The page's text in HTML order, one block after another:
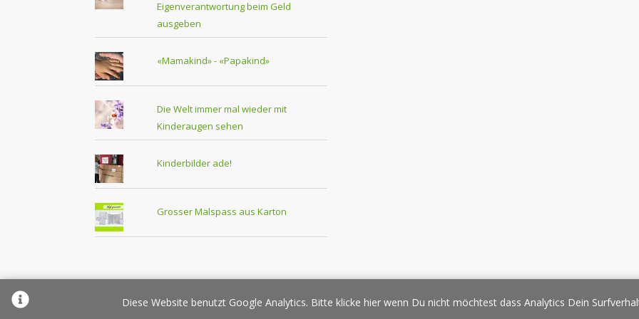
Eigenverantwortung beim Geld
ausgeben
«Mamakind» - «Papakind»
Die Welt immer mal wieder mit
Kinderaugen sehen
Kinderbilder ade!
Grosser Malspass aus Karton
Über Elternplanet Pressespiegel Werbung/Sponsoring Impressum Copyright
Diese Website benutzt Google Analytics. Bitte klicke hier wenn Du nicht möchtest dass Analytics Dein